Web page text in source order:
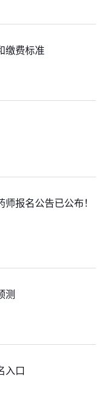
缴费标准
报名公告已公布！
测
入口